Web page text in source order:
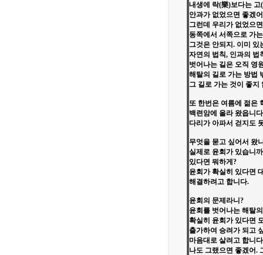
내생에 락(樂)보다는
안과가 없었으면 좋겠
그런데 우리가 없었으
동쪽에서 서쪽으로 가
그것은 안되지. 이미 있
자연의 법칙, 인과의 법
벗어나는 길은 오직 영
해탈의 길로 가는 방법
그 길로 가는 것이 좋지
또 한번은 여름에 젊은
백련암에 올라 왔읍니
다리가 아파서 걷지도
무엇을 묻고 싶어서 왔
실제로 윤회가 있습니
있다면 뭐하게?
윤회가 확실히 있다면
해결하려고 합니다.
윤회의 문제라니?
윤회를 벗어나는 해탈
확실히 윤회가 있다면
출가하여 승려가 되고
마음대로 살려고 합니
나도 그랬으면 좋겠어.